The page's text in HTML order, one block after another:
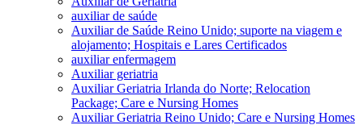
auxiliar de saúde
Auxiliar de Saúde Reino Unido; suporte na viagem e
alojamento; Hospitais e Lares Certificados
auxiliar enfermagem
Auxiliar geriatria
Auxiliar Geriatria Irlanda do Norte; Relocation
Package; Care e Nursing Homes
Auxiliar Geriatria Reino Unido; Care e Nursing Homes